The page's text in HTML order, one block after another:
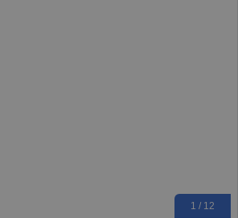
1 / 12